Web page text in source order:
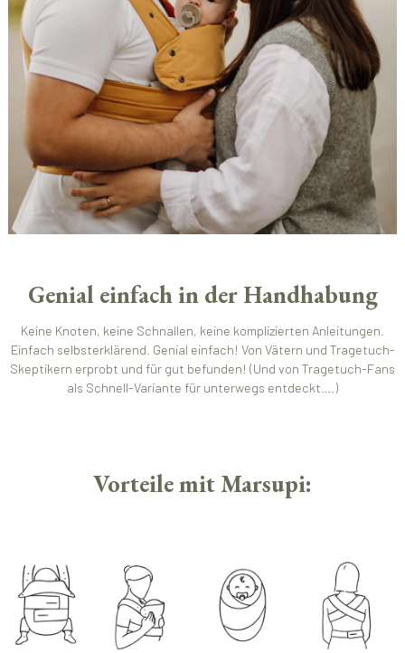
Genial einfach in der Handhabung
Keine Knoten, keine Schnallen, keine komplizierten Anleitungen.
Einfach selbsterklärend. Genial einfach! Von Vätern und Tragetuch-
Skeptikern erprobt und für gut befunden! (Und von Tragetuch-Fans
als Schnell-Variante für unterwegs entdeckt….)
Vorteile mit Marsupi: